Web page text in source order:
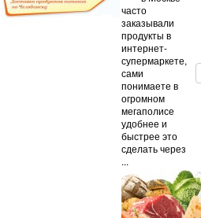
часто
заказывали
продукты в
интернет-
супермаркете,
сами
понимаете в
огромном
мегаполисе
удобнее и
быстрее это
сделать через
...